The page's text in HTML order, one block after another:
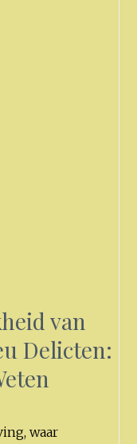
van
Delicten:
waar